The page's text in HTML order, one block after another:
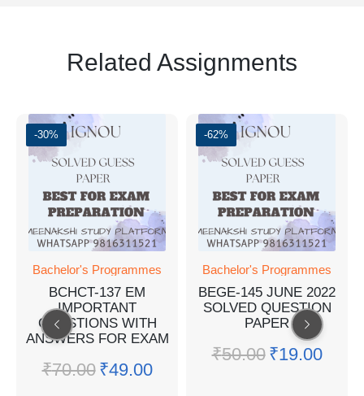
Related Assignments
-30%
Bachelor's Programmes
BCHCT-137 EM
IMPORTANT
QUESTIONS WITH
ANSWERS FOR EXAM
₹70.00 ₹49.00
-62%
Bachelor's Programmes
BEGE-145 JUNE 2022
SOLVED QUESTION
PAPER
₹50.00 ₹19.00